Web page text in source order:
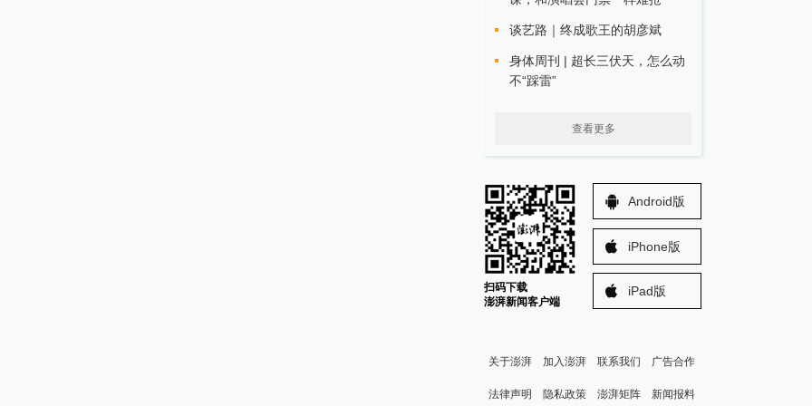
谈艺路｜终成歌王的胡彦斌
身体周刊 | 超长三伏天，怎么动
不“踩雷”
查看更多
扫码下载
澎湃新闻客户端
Android版
iPhone版
iPad版
关于澎湃 加入澎湃 联系我们 广告合作
法律声明 隐私政策 澎湃矩阵 新闻报料